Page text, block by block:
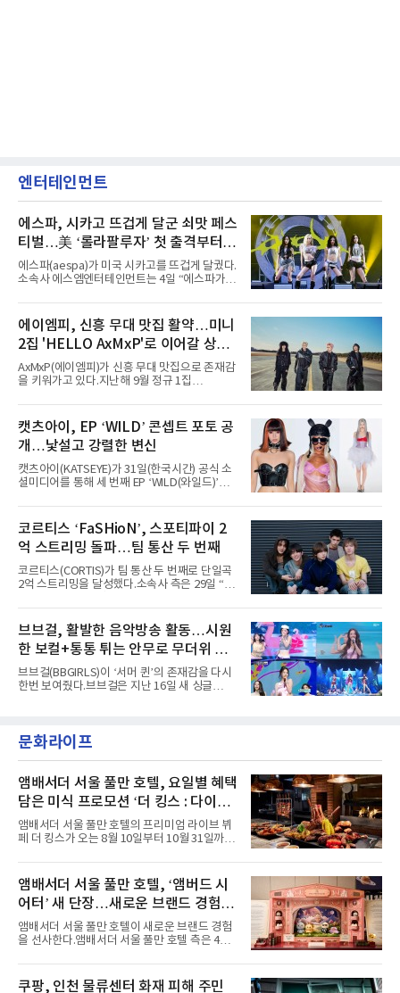
엔터테인먼트
에스파, 시카고 뜨겁게 달군 쇠맛 페스
티벌…美 ‘롤라팔루자’ 첫 출격부터
증명한 존재감
에스파(aespa)가 미국 시카고를 뜨겁게 달궜다.
소속사 에스엠엔터테인먼트는 4일 “에스파가
서 열린 ‘롤라팔루자 시카고’(Lollapalooza
Chicago)의 알리안츠 스테이지에 올랐다”며
“총 14곡으로 구성된 세트리스트를 선사, 데뷔 7
년 차다운 노련한 무대 매너와 파워풀한 에너지
로 현장의 분위기를 압도했다”고 밝혔다.1991
년 시작된 ‘롤라팔루자’는 8개 스테이지, 170여
팀의 아티스트와 40만 명 이상의 관객이 운집하
코르티스 등 K팝 스타들이 출연진 명단에 이름
을 올렸다.이날 에스파는
에이엠피, 신흥 무대 맛집 활약…미니
2집 'HELLO AxMxP'로 이어갈 상승
세
AxMxP(에이엠피)가 신흥 무대 맛집으로 존재감
을 키워가고 있다.지난해 9월 정규 1집
AxMxP는 데뷔 전부터 버스킹과 각종 페스티벌,
공연 무대에 오르며 실전 경험을 쌓아왔다.이들
은 소속사 패밀리 콘서트를 비롯해 '뷰티풀 민트
라이프 2025', '2025 부산국제록페스티벌' 등 대
형 무대에 잇달아 출연해 당찬 에너지와 풋풋한
매력으로 음악팬들의 눈도장을 찍었다.이후
AxMxP는 '카운트다운 판타지 2025-2026',
정적인 실력을 입증했고, 올해 '2026 어썸뮤직
페스티벌', '뷰티풀 민트 라이프 2026', '2026
캣츠아이, EP ‘WILD’ 콘셉트 포토 공
개…낯설고 강렬한 변신
캣츠아이(KATSEYE)가 31일(한국시간) 공식 소
셜미디어를 통해 세 번째 EP ‘WILD(와일드)’의
heart(와일드 하트)’라는 제목이 붙은 콘셉트 포
토에는 멤버들의 본능적이고 야성적인 면모가
강렬하게 담겼다. 짙은 아이섀도와 푸른빛·금빛·
붉은빛의 컬러 렌즈가 비현실적인 분위기를 자
아내고, 여러 원색이 불규칙하게 뒤섞인 멀티컬
러 헤어와 과감한 블루·블랙 립 메이크업이 낯설
고도 매혹적인 비주얼을 완성했다.스타일링 역
엣을 거침없이 결합했다. 멤버들은 각기 다른 개
성을 살린 스타일링을 선
코르티스 ‘FaSHioN’, 스포티파이 2
억 스트리밍 돌파…팀 통산 두 번째
코르티스(CORTIS)가 팀 통산 두 번째로 단일곡
2억 스트리밍을 달성했다.소속사 측은 29일 “코
벌 오디오·음원 스트리밍 플랫폼 스포티파이에
서 27일 자로 누적 재생 수 2억 회를 돌파했
다”고 밝혔다.곡이 발표된 지 약 10개월 만이다.
팀의 첫 번째 2억 스트리밍 곡은 동일 음반에 수
록된 ‘GO!’다. 이 노래는 공개 약 9개월 만인 지
난달 26일 자에 2억 고지를 밟았다. 이는 최근 5
년 내 데뷔한 보이그룹의 곡 중 최단기 2억 달성
했다. “내 티, 5 bucks 바지는, 만원” 등 멤버들
의 라이프 스타일
브브걸, 활발한 음악방송 활동…시원
한 보컬+통통 튀는 안무로 무더위 사
냥
브브걸(BBGIRLS)이 ‘서머 퀸’의 존재감을 다시
한번 보여줬다.브브걸은 지난 16일 새 싱글
MBC '쇼! 음악중심', SBS '인기가요' 등 주요 음
악방송 무대에 올라 화려한 퍼포먼스를 펼쳤다.
력을 앞세워 매 무대 색다른 볼거리를 선사했다.
특히 화사한 파스텔 톤의 비치웨어부터 청량한
마린룩, 햇살 아래 반짝이는 물결을 연상시키는
스커트, 강렬한 붉은 계열의 스타일링까지 각기
다른 매력을 선보였다. 브브걸은 다채로운 여름
패션을 완벽하게 소화하며 보
문화라이프
앰배서더 서울 풀만 호텔, 요일별 혜택
담은 미식 프로모션 ‘더 킹스 : 다이닝
프리빌리지즈’ 선봬
앰배서더 서울 풀만 호텔의 프리미엄 라이브 뷔
페 더 킹스가 오는 8월 10일부터 10월 31일까지
즈’를 선보인다.앰배서더 서울 풀만 호텔 측은
“요일마다 다른 즐거움과 한층 깊어진 미식의 여
유를 경험할 수 있도록 기획했다”고 밝혔다.먼저
월요일과 화요일에는 한 주의 문을 여는 여유로
운 식사를 테마로 다양한 혜택이 마련된다. 런치
이용 시 성인 5인 이상 사전 예약 고객에게 성인
1인 무료 혜택을 제공하며, 디너 이용 시에는 성
유료 회원 고객을 대상으로 5% 추가 할인 또는
앰배서더 서울 풀만 호텔, ‘앰버드 시
어터’ 새 단장…새로운 브랜드 경험 선
사
앰배서더 서울 풀만 호텔이 새로운 브랜드 경험
을 선사한다.앰배서더 서울 풀만 호텔 측은 4일
이야기를 담은 인형 극장 콘셉트의 공간 ‘앰버드
시어터(Ambird Theater)’를 새롭게 선보인
쿠팡, 인천 물류센터 화재 피해 주민